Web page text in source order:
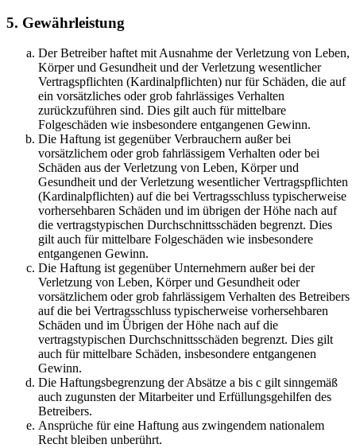
5. Gewährleistung
Der Betreiber haftet mit Ausnahme der Verletzung von Leben,
Körper und Gesundheit und der Verletzung wesentlicher
Vertragspflichten (Kardinalpflichten) nur für Schäden, die auf
ein vorsätzliches oder grob fahrlässiges Verhalten
zurückzuführen sind. Dies gilt auch für mittelbare
Folgeschäden wie insbesondere entgangenen Gewinn.
Die Haftung ist gegenüber Verbrauchern außer bei
vorsätzlichem oder grob fahrlässigem Verhalten oder bei
Schäden aus der Verletzung von Leben, Körper und
Gesundheit und der Verletzung wesentlicher Vertragspflichten
(Kardinalpflichten) auf die bei Vertragsschluss typischerweise
vorhersehbaren Schäden und im übrigen der Höhe nach auf
die vertragstypischen Durchschnittsschäden begrenzt. Dies
gilt auch für mittelbare Folgeschäden wie insbesondere
entgangenen Gewinn.
Die Haftung ist gegenüber Unternehmern außer bei der
Verletzung von Leben, Körper und Gesundheit oder
vorsätzlichem oder grob fahrlässigem Verhalten des Betreibers
auf die bei Vertragsschluss typischerweise vorhersehbaren
Schäden und im Übrigen der Höhe nach auf die
vertragstypischen Durchschnittsschäden begrenzt. Dies gilt
auch für mittelbare Schäden, insbesondere entgangenen
Gewinn.
Die Haftungsbegrenzung der Absätze a bis c gilt sinngemäß
auch zugunsten der Mitarbeiter und Erfüllungsgehilfen des
Betreibers.
Ansprüche für eine Haftung aus zwingendem nationalem
Recht bleiben unberührt.